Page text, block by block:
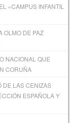
«CAMPUS INFANTIL
OLMO DE PAZ
NACIONAL QUE
CORUÑA
DE LAS CENIZAS
ESPAÑOLA Y